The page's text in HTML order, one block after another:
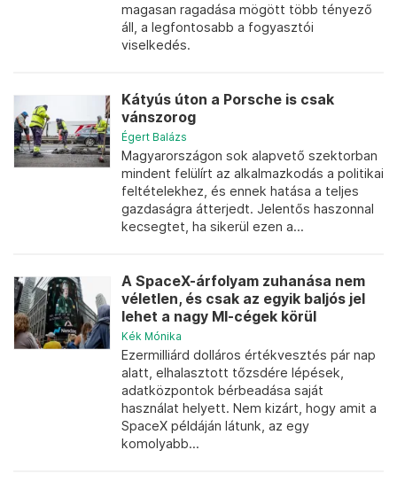
magasan ragadása mögött több tényező
áll, a legfontosabb a fogyasztói
viselkedés.
Kátyús úton a Porsche is csak
vánszorog
Égert Balázs
Magyarországon sok alapvető szektorban
mindent felülírt az alkalmazkodás a politikai
feltételekhez, és ennek hatása a teljes
gazdaságra átterjedt. Jelentős haszonnal
kecsegtet, ha sikerül ezen a...
A SpaceX-árfolyam zuhanása nem
véletlen, és csak az egyik baljós jel
lehet a nagy MI-cégek körül
Kék Mónika
Ezermilliárd dolláros értékvesztés pár nap
alatt, elhalasztott tőzsdére lépések,
adatközpontok bérbeadása saját
használat helyett. Nem kizárt, hogy amit a
SpaceX példáján látunk, az egy
komolyabb...